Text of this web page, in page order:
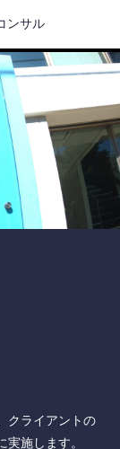
ンサル
クライアントの
施します。